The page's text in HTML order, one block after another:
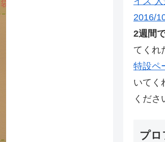
2016/
2週間
てくれ
特設ペ
いてく
くださ
プロ